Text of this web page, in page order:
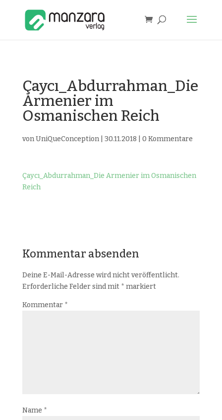
Çaycı_Abdurrahman_Die
Armenier im
Osmanischen Reich
vonUniQueConception| 30.11.2018 0 Kommentare
Çaycı_Abdurrahman_Die Armenier im Osmanischen
Reich
Kommentar absenden
Deine E-Mail-Adresse wird nicht veröffentlicht.
Erforderliche Felder sind mit * markiert
Kommentar *
Name *